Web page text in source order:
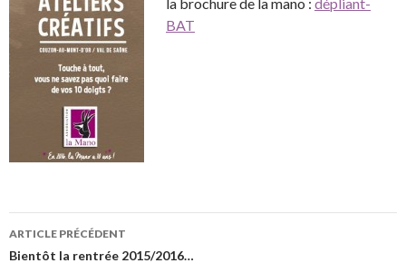
BAT
Navigation
des
ARTICLE PRÉCÉDENT
Bientôt la rentrée 2015/2016…